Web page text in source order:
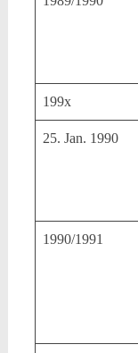
199x
25. Jan. 1990
1990/1991